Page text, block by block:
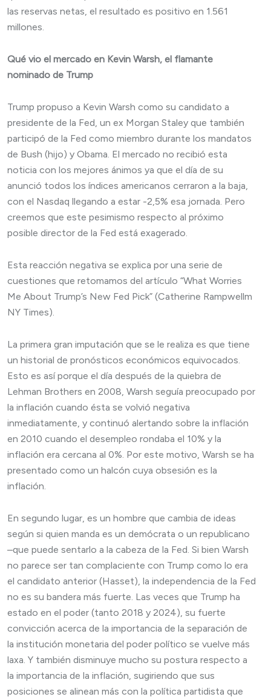
las reservas netas, el resultado es positivo en 1.561
millones.
Qué vio el mercado en Kevin Warsh, el flamante
nominado de Trump
Trump propuso a Kevin Warsh como su candidato a
presidente de la Fed, un ex Morgan Staley que también
participó de la Fed como miembro durante los mandatos
de Bush (hijo) y Obama. El mercado no recibió esta
noticia con los mejores ánimos ya que el día de su
anunció todos los índices americanos cerraron a la baja,
con el Nasdaq llegando a estar -2,5% esa jornada. Pero
creemos que este pesimismo respecto al próximo
posible director de la Fed está exagerado.
Esta reacción negativa se explica por una serie de
cuestiones que retomamos del artículo “What Worries
Me About Trump’s New Fed Pick” (Catherine Rampwellm
NY Times).
La primera gran imputación que se le realiza es que tiene
un historial de pronósticos económicos equivocados.
Esto es así porque el día después de la quiebra de
Lehman Brothers en 2008, Warsh seguía preocupado por
la inflación cuando ésta se volvió negativa
inmediatamente, y continuó alertando sobre la inflación
en 2010 cuando el desempleo rondaba el 10% y la
inflación era cercana al 0%. Por este motivo, Warsh se ha
presentado como un halcón cuya obsesión es la
inflación.
En segundo lugar, es un hombre que cambia de ideas
según si quien manda es un demócrata o un republicano
–que puede sentarlo a la cabeza de la Fed. Si bien Warsh
no parece ser tan complaciente con Trump como lo era
el candidato anterior (Hasset), la independencia de la Fed
no es su bandera más fuerte. Las veces que Trump ha
estado en el poder (tanto 2018 y 2024), su fuerte
convicción acerca de la importancia de la separación de
la institución monetaria del poder político se vuelve más
laxa. Y también disminuye mucho su postura respecto a
la importancia de la inflación, sugiriendo que sus
posiciones se alinean más con la política partidista que